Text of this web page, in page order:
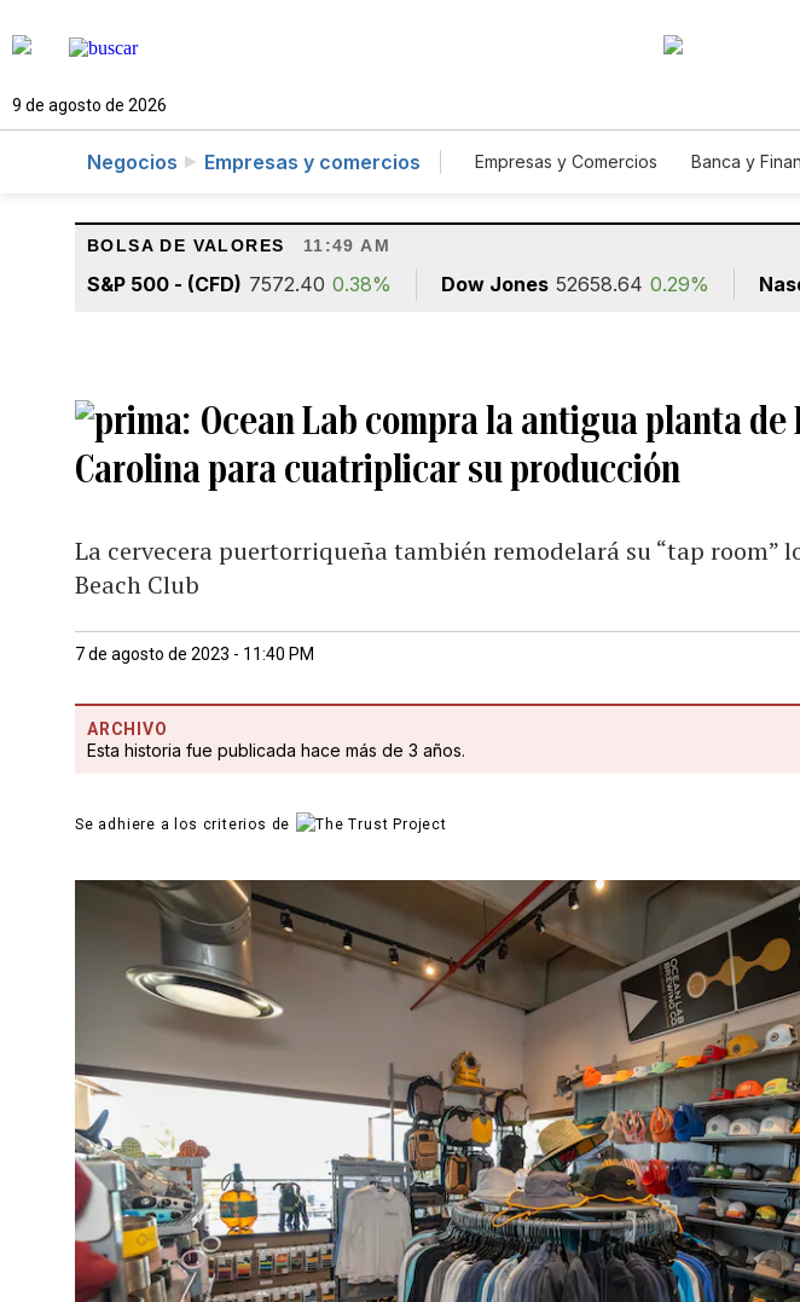
9 de agosto de 2026
Negocios Empresas y comercios Empresas y Comercios Banca y
BOLSA DE VALORES 11:49 AM
S&P 500 - (CFD) 7572.40 0.38% Dow Jones 52658.64 0.29%
Ocean Lab compra la antigua planta de
Carolina para cuatriplicar su producción
La cervecera puertorriqueña también remodelará su “tap room”
Beach Club
7 de agosto de 2023 - 11:40 PM
ARCHIVO
Esta historia fue publicada hace más de 3 años.
Se adhiere a los criterios de